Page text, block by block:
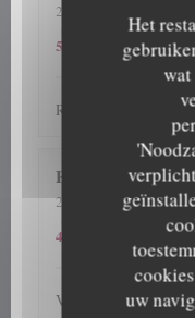
Het
uw
2026-08-06
/5
5
Repas et accueil
Patrick
2026-07-31- 12:30 -
/5
4
Verzorgd, vriendelijk